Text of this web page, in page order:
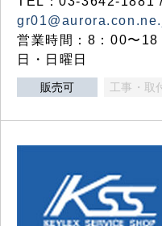
営業時間：8：00〜
日・日曜日
販売可 工事・取